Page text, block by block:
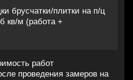
брусчатки/плитки на п/ц
кв/м (работа +
работ
проведения замеров на